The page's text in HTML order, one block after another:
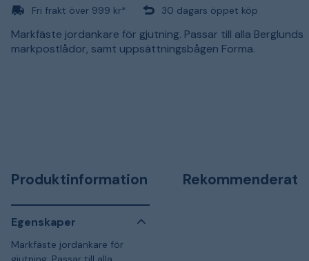
Fri frakt över 999 kr* 30 dagars öppet köp
Markfäste jordankare för gjutning. Passar till alla Berglunds
markpostlådor, samt uppsättningsbågen Forma.
Produktinformation
Egenskaper
Markfäste jordankare för
Rekommenderat